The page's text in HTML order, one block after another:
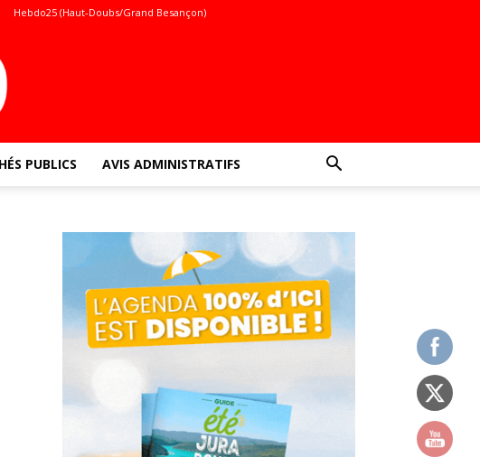
Hebdo25 (Haut-Doubs/Grand Besançon)
PUBLICS AVIS ADMINISTRATIFS